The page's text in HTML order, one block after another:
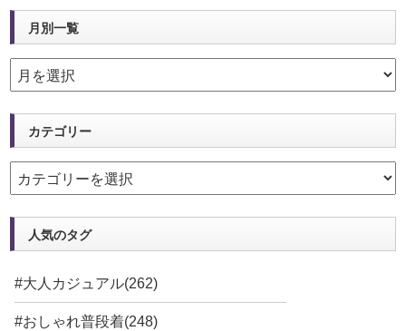
月別一覧
カテゴリー
人気のタグ
#大人カジュアル(262)
#おしゃれ普段着(248)